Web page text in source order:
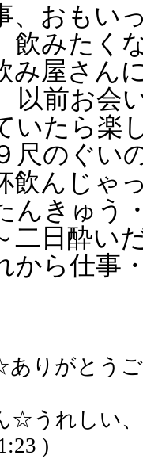
、おもい
飲みたく
み屋さん
以前お会
いたら楽
尺のぐい
飲んじゃ
んきゅう
二日酔い
から仕事
りがとう
☆うれしい
)